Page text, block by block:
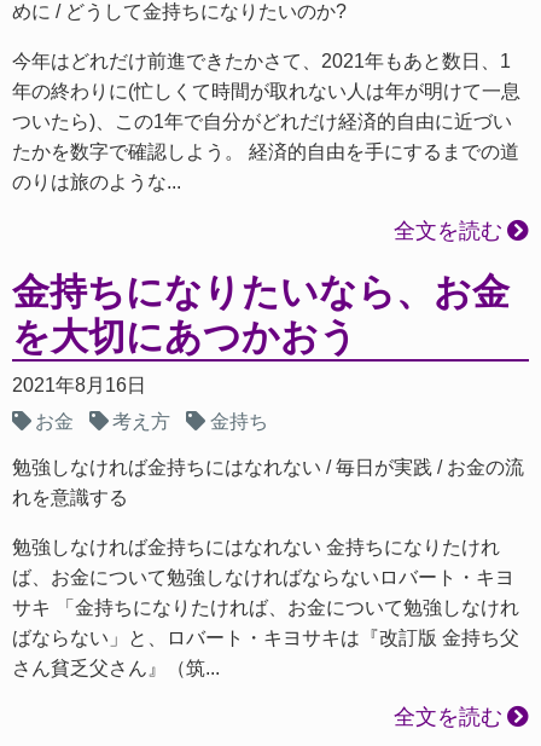
めに
どうして金持ちになりたいのか?
今年はどれだけ前進できたかさて、2021年もあと数日、1
年の終わりに(忙しくて時間が取れない人は年が明けて一息
ついたら)、この1年で自分がどれだけ経済的自由に近づい
たかを数字で確認しよう。 経済的自由を手にするまでの道
のりは旅のような...
全文を読む
金持ちになりたいなら、お金
を大切にあつかおう
2021年8月16日
お金
考え方 金持ち
勉強しなければ金持ちにはなれない 毎日が実践
お金の流
れを意識する
勉強しなければ金持ちにはなれない 金持ちになりたけれ
ば、お金について勉強しなければならないロバート・キヨ
サキ 「金持ちになりたければ、お金について勉強しなけれ
ばならない」と、ロバート・キヨサキは『改訂版 金持ち父
さん貧乏父さん』（筑...
全文を読む